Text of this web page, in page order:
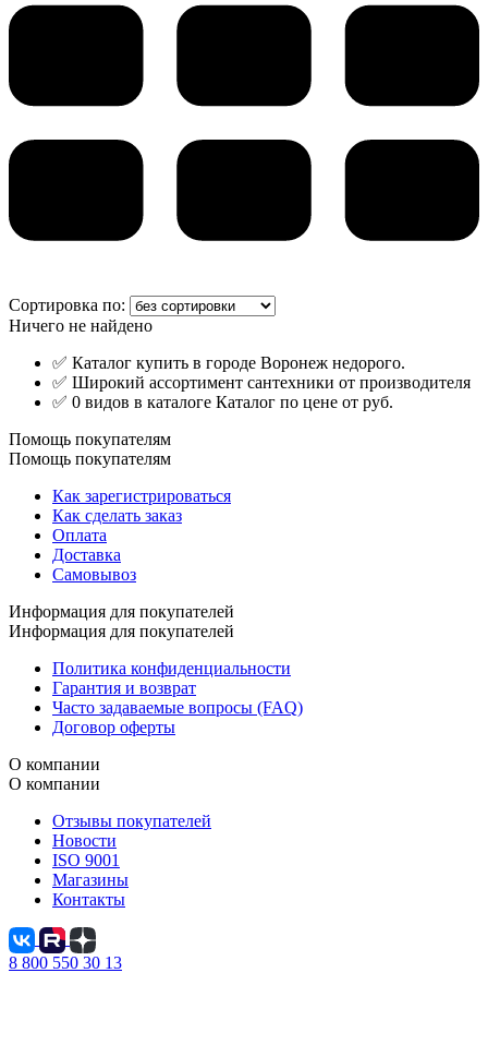
Сортировка по:
Ничего не найдено
✅ Каталог купить в городе Воронеж недорого.
✅ Широкий ассортимент сантехники от производителя
✅ 0 видов в каталоге Каталог по цене от руб.
Помощь покупателям
Помощь покупателям
Как зарегистрироваться
Как сделать заказ
Оплата
Доставка
Самовывоз
Информация для покупателей
Информация для покупателей
Политика конфиденциальности
Гарантия и возврат
Часто задаваемые вопросы (FAQ)
Договор оферты
О компании
О компании
Отзывы покупателей
Новости
ISO 9001
Магазины
Контакты
8 800 550 30 13